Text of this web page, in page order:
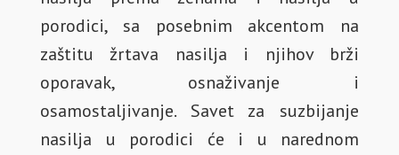
porodici, sa posebnim akcentom na
zaštitu žrtava nasilja i njihov brži
oporavak, osnaživanje i
osamostaljivanje. Savet za suzbijanje
nasilja u porodici će i u narednom